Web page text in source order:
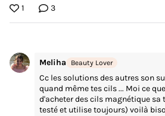
ACTUALITÉS
Routines
Avis produits
1 3
Meliha Beauty Lover
Cc les solutions des autres son
quand même tes cils ... Moi ce
d'acheter des cils magnétique sa
testé et utilise toujours) voilà